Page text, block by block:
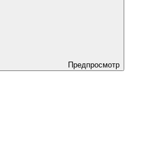
Предпросмотр